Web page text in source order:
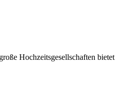
Hochzeitsgesellschaften bietet